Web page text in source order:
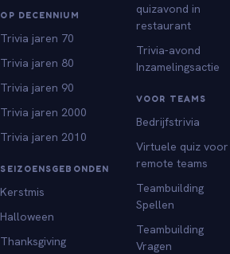
OP DECENNIUM
Trivia jaren 70
Trivia jaren 80
Trivia jaren 90
Trivia jaren 2000
Trivia jaren 2010
SEIZOENSGEBONDEN
Kerstmis
Halloween
Thanksgiving
quizavond in
restaurant
Trivia-avond
Inzamelingsactie
VOOR TEAMS
Bedrijfstrivia
Virtuele quiz voor
remote teams
Teambuilding
Spellen
Teambuilding
Vragen